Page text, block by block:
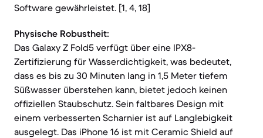
Software gewährleistet. [1, 4, 18]
Physische Robustheit:
Das Galaxy Z Fold5 verfügt über eine IPX8-
Zertifizierung für Wasserdichtigkeit, was bedeutet,
dass es bis zu 30 Minuten lang in 1,5 Meter tiefem
Süßwasser überstehen kann, bietet jedoch keinen
offiziellen Staubschutz. Sein faltbares Design mit
einem verbesserten Scharnier ist auf Langlebigkeit
ausgelegt. Das iPhone 16 ist mit Ceramic Shield auf